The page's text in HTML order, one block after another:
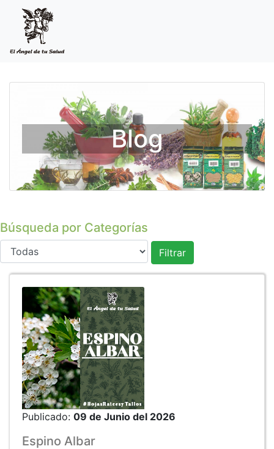
Blog
Búsqueda por Categorías
Filtrar
Publicado: 09 de Junio del 2026
Espino Albar